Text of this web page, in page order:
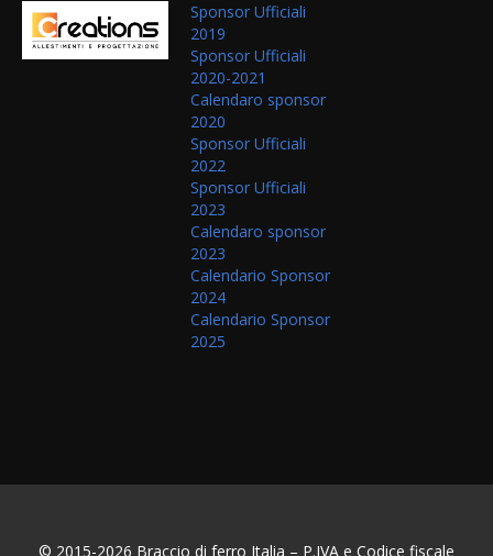
Sponsor Ufficiali
2019
Sponsor Ufficiali
2020-2021
Calendaro sponsor
2020
Sponsor Ufficiali
2022
Sponsor Ufficiali
2023
Calendaro sponsor
2023
Calendario Sponsor
2024
Calendario Sponsor
2025
© 2015-2026 Braccio di ferro Italia – P.IVA e Codice fiscale